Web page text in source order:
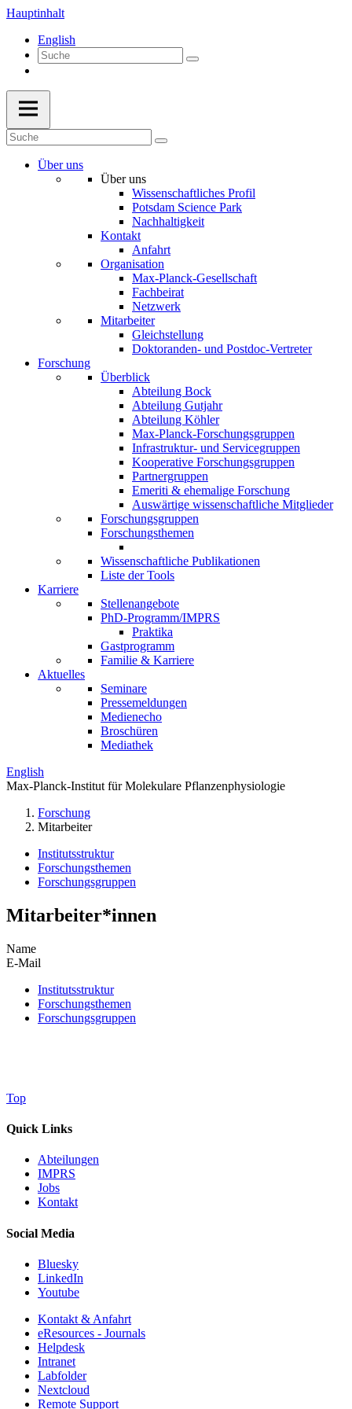
Hauptinhalt
English
Über uns
Über uns
Wissenschaftliches Profil
Potsdam Science Park
Nachhaltigkeit
Kontakt
Anfahrt
Organisation
Max-Planck-Gesellschaft
Fachbeirat
Netzwerk
Mitarbeiter
Gleichstellung
Doktoranden- und Postdoc-Vertreter
Forschung
Überblick
Abteilung Bock
Abteilung Gutjahr
Abteilung Köhler
Max-Planck-Forschungsgruppen
Infrastruktur- und Servicegruppen
Kooperative Forschungsgruppen
Partnergruppen
Emeriti & ehemalige Forschung
Auswärtige wissenschaftliche Mitglieder
Forschungsgruppen
Forschungsthemen
Wissenschaftliche Publikationen
Liste der Tools
Karriere
Stellenangebote
PhD-Programm/IMPRS
Praktika
Gastprogramm
Familie & Karriere
Aktuelles
Seminare
Pressemeldungen
Medienecho
Broschüren
Mediathek
English
Max-Planck-Institut für Molekulare Pflanzenphysiologie
Forschung
Mitarbeiter
Institutsstruktur
Forschungsthemen
Forschungsgruppen
Mitarbeiter*innen
Name
E-Mail
Institutsstruktur
Forschungsthemen
Forschungsgruppen
Top
Quick Links
Abteilungen
IMPRS
Jobs
Kontakt
Social Media
Bluesky
LinkedIn
Youtube
Kontakt & Anfahrt
eResources - Journals
Helpdesk
Intranet
Labfolder
Nextcloud
Remote Support